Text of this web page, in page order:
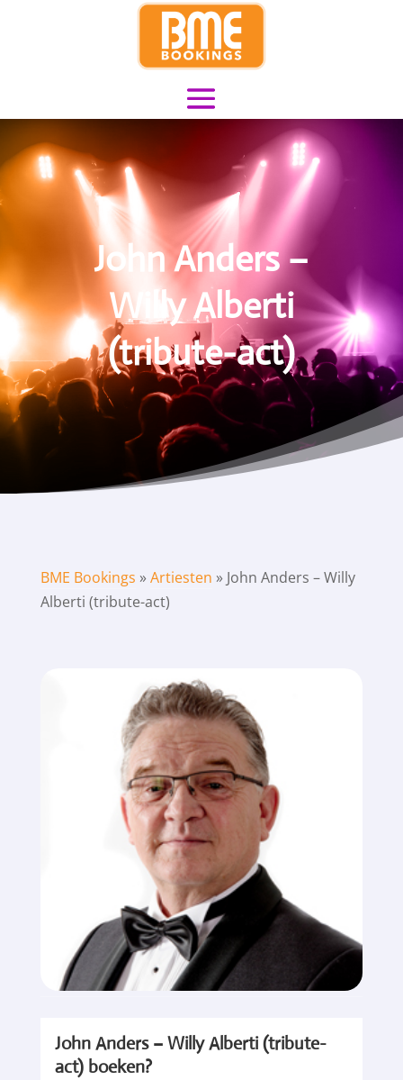
John Anders –
Willy Alberti
(tribute-act)
BME Bookings »Artiesten » John Anders – Willy
Alberti (tribute-act)
John Anders – Willy Alberti (tribute-
act) boeken?